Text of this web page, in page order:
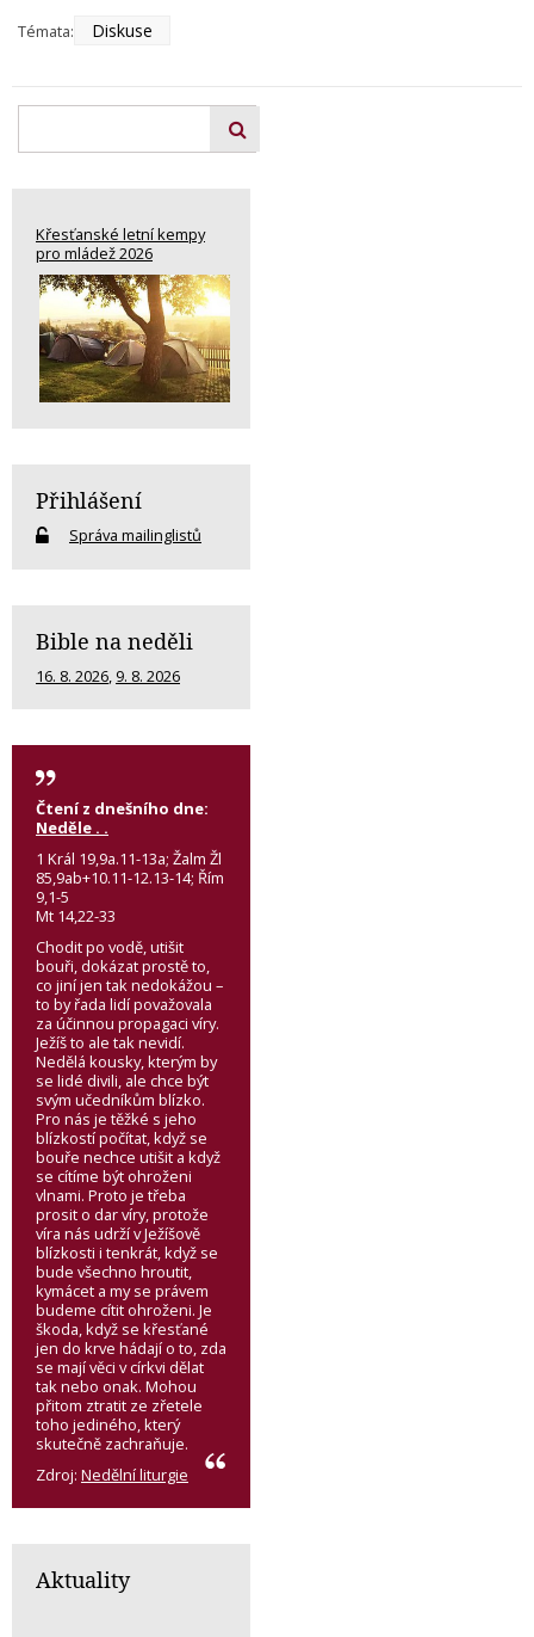
Témata: Diskuse
Křesťanské letní kempy
pro mládež 2026
Přihlášení
Správa mailinglistů
Bible na neděli
16. 8. 2026, 9. 8. 2026
Čtení z dnešního dne:
Neděle . .
1 Král 19,9a.11-13a; Žalm Žl
85,9ab+10.11-12.13-14; Řím
9,1-5
Mt 14,22-33
Chodit po vodě, utišit
bouři, dokázat prostě to,
co jiní jen tak nedokážou –
to by řada lidí považovala
za účinnou propagaci víry.
Ježíš to ale tak nevidí.
Nedělá kousky, kterým by
se lidé divili, ale chce být
svým učedníkům blízko.
Pro nás je těžké s jeho
blízkostí počítat, když se
bouře nechce utišit a když
se cítíme být ohroženi
vlnami. Proto je třeba
prosit o dar víry, protože
víra nás udrží v Ježíšově
blízkosti i tenkrát, když se
bude všechno hroutit,
kymácet a my se právem
budeme cítit ohroženi. Je
škoda, když se křesťané
jen do krve hádají o to, zda
se mají věci v církvi dělat
tak nebo onak. Mohou
přitom ztratit ze zřetele
toho jediného, který
skutečně zachraňuje.
Zdroj: Nedělní liturgie
Aktuality